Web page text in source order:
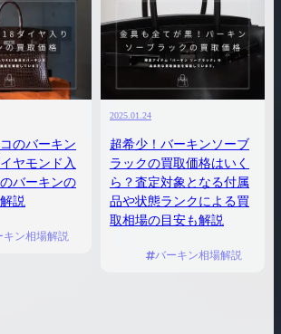
のバーキン
ヤモンド入
バーキンの
説
キン相場解説
2025.01.24
超希少！バーキンソーブ
ラックの買取価格はいく
ら？査定対象となる付属
品や状態ランクによる買
取相場の目安も解説
バーキン相場解説